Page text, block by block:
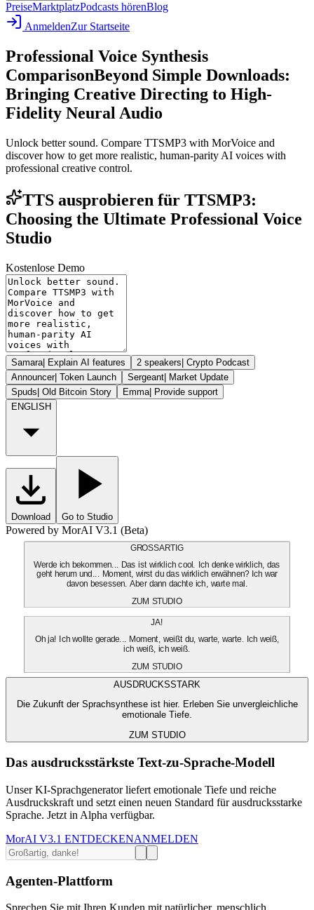
PreiseMarktplatzPodcasts hörenBlog
AnmeldenZur Startseite
Professional Voice Synthesis
ComparisonBeyond Simple Downloads:
Bringing Creative Directing to High-
Fidelity Neural Audio
Unlock better sound. Compare TTSMP3 with MorVoice and
discover how to get more realistic, human-parity AI voices with
professional creative control.
TTS ausprobieren für TTSMP3:
Choosing the Ultimate Professional Voice
Studio
Kostenlose Demo
Samara| Explain AI features 2 speakers| Crypto Podcast
Announcer| Token Launch Sergeant| Market Update
Spuds| Old Bitcoin Story Emma| Provide support
ENGLISH
Download Go to Studio
Powered by MorAI V3.1 (Beta)
GROSSARTIG
Werde ich bekommen... Das ist wirklich cool. Ich denke wirklich, das
geht herum und... Moment, wirst du das wirklich erwähnen? Ich war
davon besessen. Aber dann dachte ich, warte mal.
ZUM STUDIO
JA!
Oh ja! Ich wollte gerade... Moment, weißt du, warte, warte. Ich weiß,
ich weiß, ich weiß.
ZUM STUDIO
AUSDRUCKSSTARK
Die Zukunft der Sprachsynthese ist hier. Erleben Sie unvergleichliche
emotionale Tiefe.
ZUM STUDIO
Das ausdrucksstärkste Text-zu-Sprache-Modell
Unser KI-Sprachgenerator liefert emotionale Tiefe und reiche
Ausdruckskraft und setzt einen neuen Standard für ausdrucksstarke
Sprache. Jetzt in Alpha verfügbar.
MorAI V3.1 ENTDECKENANMELDEN
Agenten-Plattform